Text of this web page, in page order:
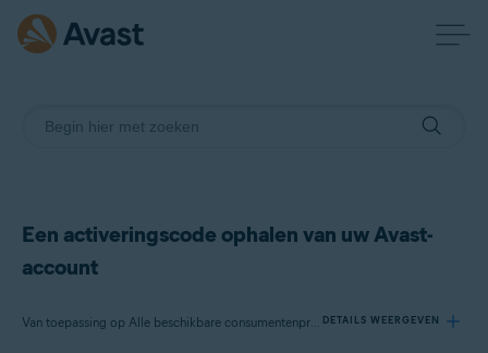
Een activeringscode ophalen van uw Avast-
account
Van toepassing op Alle beschikbare consumentenproducten van Avast DETAILS WEERGEVEN